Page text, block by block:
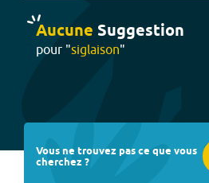
Aucune Suggestion
pour "siglaison"
Vous ne trouvez pas ce que vous
cherchez ?